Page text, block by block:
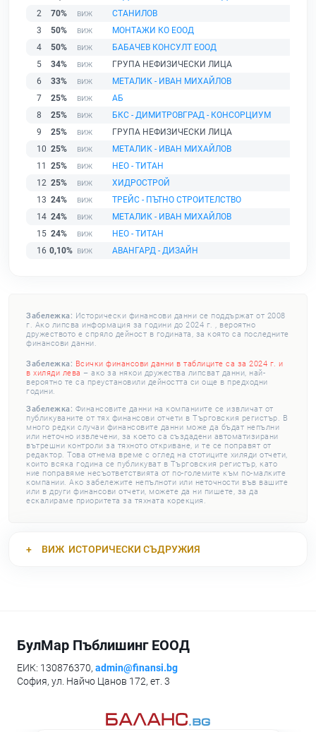
2
70%
СТАНИЛОВ
3
50%
МОНТАЖИ КО ЕООД
4
50%
БАБАЧЕВ КОНСУЛТ ЕООД
5
34%
ГРУПА НЕФИЗИЧЕСКИ ЛИЦА
6
33%
МЕТАЛИК - ИВАН МИХАЙЛОВ
7
25%
АБ
8
25%
БКС - ДИМИТРОВГРАД - КОНСОРЦИУМ
9
25%
ГРУПА НЕФИЗИЧЕСКИ ЛИЦА
10 25%
МЕТАЛИК - ИВАН МИХАЙЛОВ
11 25%
НЕО - ТИТАН
12 25%
ХИДРОСТРОЙ
13 24%
ТРЕЙС - ПЪТНО СТРОИТЕЛСТВО
14 24%
МЕТАЛИК - ИВАН МИХАЙЛОВ
15 24%
НЕО - ТИТАН
16 0,10% АВАНГАРД - ДИЗАЙН
Забележка: Исторически финансови данни се поддържат от 2008
г. Ако липсва информация за години до 2024 г. , вероятно
дружеството е спряло дейност в годината, за която са последните
финансови данни.
Забележка: Всички финансови данни в таблиците са за 2024 г. и
в хиляди лева – ако за някои дружества липсват данни, най-
вероятно те са преустановили дейността си още в предходни
години.
Забележка: Финансовите данни на компаниите се извличат от
публикуваните от тях финансови отчети в Търговския регистър. В
много редки случаи финансовите данни може да бъдат непълни
или неточно извлечени, за което са създадени автоматизирани
вътрешни контроли за тяхното откриване, и те се поправят от
редактор. Това отнема време с оглед на стотиците хиляди отчети,
които всяка година се публикуват в Търговския регистър, като
ние поправяме несъответствията от по-големите към по-малките
компании. Ако забележите непълноти или неточности във вашите
или в други финансови отчети, можете да ни пишете, за да
ескалираме приоритета за тяхната корекция.
ВИЖ ИСТОРИЧЕСКИ СЪДРУЖИЯ
БулМар Пъблишинг ЕООД
ЕИК: 130876370, admin@finansi.bg
София, ул. Найчо Цанов 172, ет. 3